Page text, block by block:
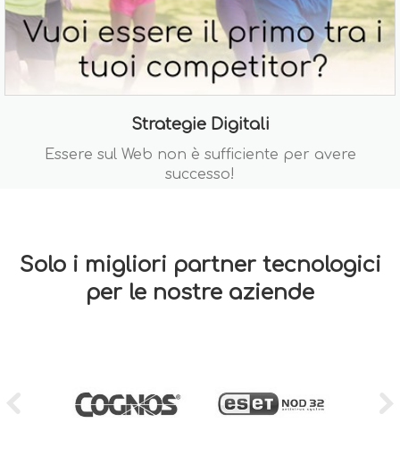
Strategie Digitali
Essere sul Web non è sufficiente per avere
successo!
Solo i migliori partner tecnologici
per le nostre aziende